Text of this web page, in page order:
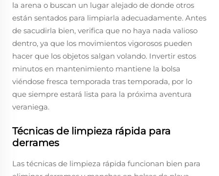
la arena o buscan un lugar alejado de donde otros
están sentados para limpiarla adecuadamente. Antes
de sacudirla bien, verifica que no haya nada valioso
dentro, ya que los movimientos vigorosos pueden
hacer que los objetos salgan volando. Invertir estos
minutos en mantenimiento mantiene la bolsa
viéndose fresca temporada tras temporada, por lo
que siempre estará lista para la próxima aventura
veraniega.
Técnicas de limpieza rápida para
derrames
Las técnicas de limpieza rápida funcionan bien para